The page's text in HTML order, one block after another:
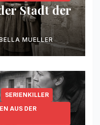
Stadt der
MUELLER
SERIENKILLER
AUS DER